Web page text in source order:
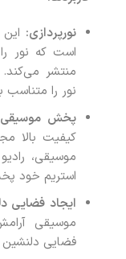
نورپردازی:
است که نور
منتشر می‌کند.
نور را متناسب
پخش
کیفیت بالا
موسیقی،
استریم خود
ایجاد فضایی
موسیقی
فضایی